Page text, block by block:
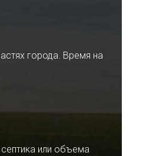
города. Время на
или объема